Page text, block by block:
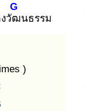
วัฒ
G
นธรรม
)